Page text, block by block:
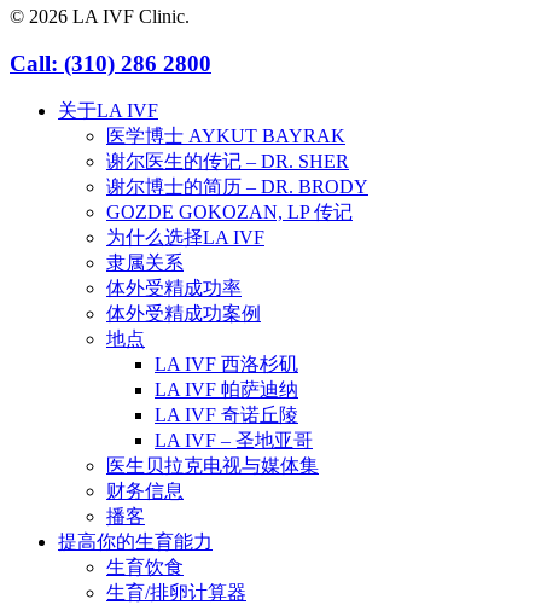
© 2026 LA IVF Clinic.
Close
Call: (310) 286 2800
关于LA IVF
医学博士 AYKUT BAYRAK
谢尔医生的传记 – DR. SHER
谢尔博士的简历 – DR. BRODY
GOZDE GOKOZAN, LP 传记
为什么选择LA IVF
隶属关系
体外受精成功率
体外受精成功案例
地点
LA IVF 西洛杉矶
LA IVF 帕萨迪纳
LA IVF 奇诺丘陵
LA IVF – 圣地亚哥
医生贝拉克电视与媒体集
财务信息
播客
提高你的生育能力
生育饮食
生育/排卵计算器